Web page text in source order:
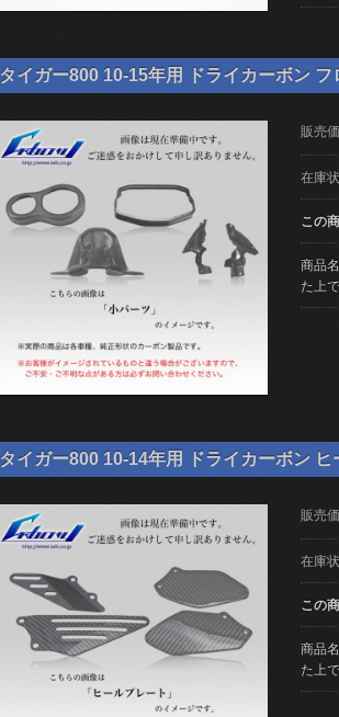
タイガー800 10-15年用 ドライカーボン
販売
在庫
この
商品
た上
タイガー800 10-14年用 ドライカーボン
販売
在庫
この
商品
た上